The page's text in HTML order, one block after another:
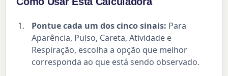
Pontue cada um dos cinco sinais: Para
Aparência, Pulso, Careta, Atividade e
Respiração, escolha a opção que melhor
corresponda ao que está sendo observado.